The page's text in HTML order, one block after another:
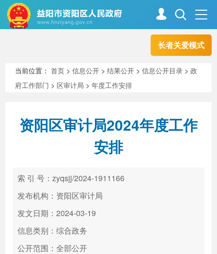
长者关爱模式
走进资阳
新闻中心 解读回应
政务服务
高效办成一件事
当前位置：首页 >信息公开 >结果公开 >信息公开目录 >政
府工作部门 > 区审计局 >年度工作安排
资阳区审计局2024年度工作
安排
索 引 号：zyqsjj/2024-1911166
发布机构：资阳区审计局
发文日期：2024-03-19
信息类别：综合政务
公开范围：全部公开